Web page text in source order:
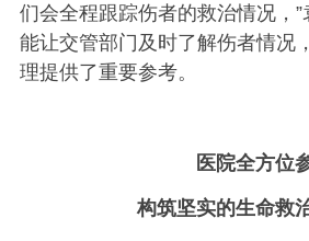
们会全程跟踪伤者的救治情况，
能让交管部门及时了解伤者情况
理提供了重要参考。
医院全方位
构筑坚实的生命救